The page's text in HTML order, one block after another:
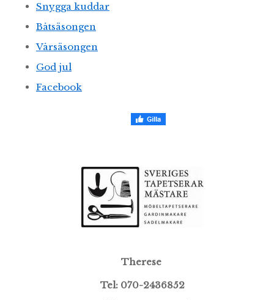
Snygga kuddar
Båtsäsongen
Vårsäsongen
God jul
Facebook
Therese
Tel: 070-2436852